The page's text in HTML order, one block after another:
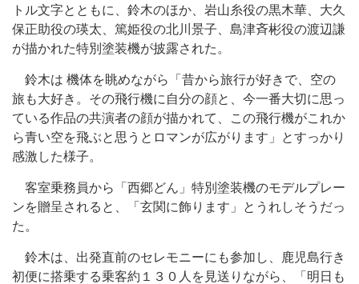
トル文字とともに、鈴木のほか、岩山糸役の黒木華、大久
保正助役の瑛太、篤姫役の北川景子、島津斉彬役の渡辺謙
が描かれた特別塗装機が披露された。
鈴木は 機体を眺めながら「昔から旅行が好きで、空の
旅も大好き。その飛行機に自分の顔と、今一番大切に思っ
ている作品の共演者の顔が描かれて、この飛行機がこれか
ら青い空を飛ぶと思うとロマンが広がります」とすっかり
感激した様子。
客室乗務員から「西郷どん」特別塗装機のモデルプレー
ンを贈呈されると、「玄関に飾ります」とうれしそうだっ
た。
鈴木は、出発直前のセレモニーにも参加し、鹿児島行き
初便に搭乗する乗客約１３０人を見送りながら、「明日も